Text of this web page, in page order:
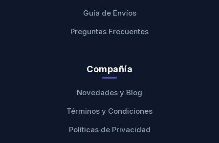
Guía de Envíos
Preguntas Frecuentes
Compañía
Novedades y Blog
Términos y Condiciones
Políticas de Privacidad